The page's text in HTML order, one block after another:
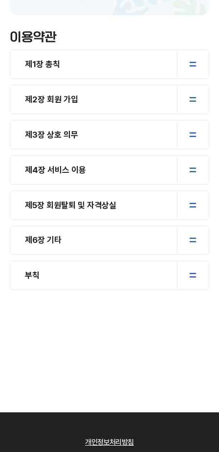
이용약관
제1장 총칙
제2장 회원 가입
제3장 상호 의무
제4장 서비스 이용
제5장 회원탈퇴 및 자격상실
제6장 기타
부칙
개인정보처리방침